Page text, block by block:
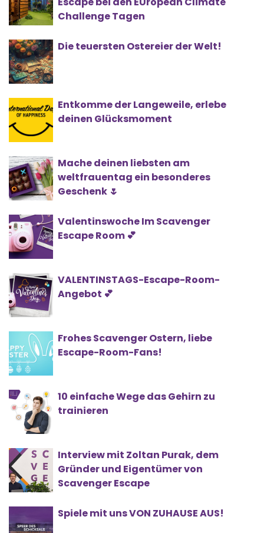
Challenge Tagen
Die teuersten Ostereier der Welt!
Entkomme der Langeweile, erlebe
deinen Glücksmoment
Mache deinen liebsten am
weltfrauentag ein besonderes
Geschenk 🌷
Valentinswoche Im Scavenger
Escape Room 💕
VALENTINSTAGS-Escape-Room-
Angebot 💕
Frohes Scavenger Ostern, liebe
Escape-Room-Fans!
10 einfache Wege das Gehirn zu
trainieren
Interview mit Zoltan Purak, dem
Gründer und Eigentümer von
Scavenger Escape
Spiele mit uns VON ZUHAUSE AUS!